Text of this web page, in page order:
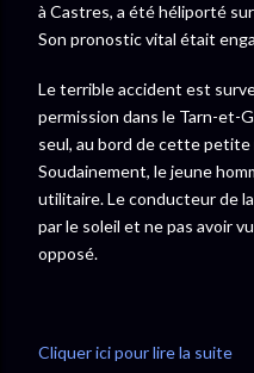
à Castres, a été héliporté
Son pronostic vital était
Le terrible accident est
permission dans le Tarn-et-
seul, au bord de cette
Soudainement, le jeune
utilitaire. Le conducteur de
par le soleil et ne pas avoir
opposé.
Cliquer ici pour lire la suite